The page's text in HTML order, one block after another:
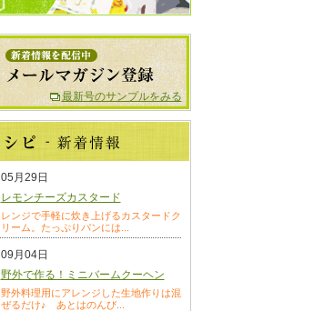
最新号のサンプルをみる
05月29日
レモンチーズカスタード
レンジで手軽に炊き上げるカスタードク
リーム。たっぷりパンには...
09月04日
野外で作る！ミニバームクーヘン
野外料理用にアレンジした生地作りは混
ぜるだけ♪ あとはのんび...